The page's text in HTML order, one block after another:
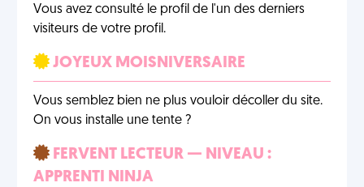
Vous avez consulté le profil de l'un des derniers
visiteurs de votre profil.
JOYEUX MOISNIVERSAIRE
Vous semblez bien ne plus vouloir décoller du site.
On vous installe une tente ?
FERVENT LECTEUR — NIVEAU :
APPRENTI NINJA